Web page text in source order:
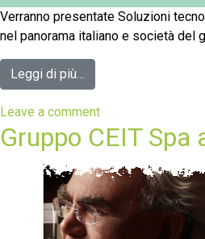
Verranno presentate Soluzioni
nel panorama italiano e società del
Leggi di più…
Leave a comment
Gruppo CEIT Spa